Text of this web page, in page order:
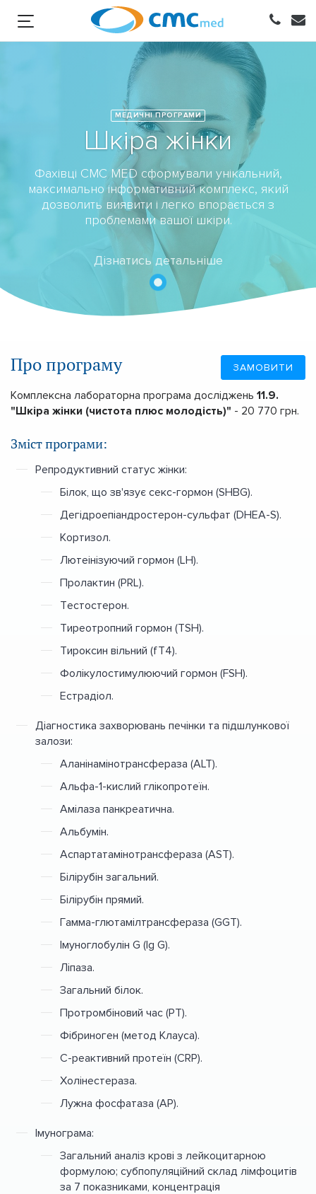
МЕДИЧНІ ПРОГРАМИ
Шкіра жінки
Фахівці CMC MED сформували унікальний,
максимально інформативний комплекс, який
дозволить виявити і легко впорається з
проблемами вашої шкіри.
Дізнатись детальніше
Про програму ЗАМОВИТИ
Комплексна лабораторна програма досліджень 11.9.
"Шкіра жінки (чистота плюс молодість)" - 20 770 грн.
Зміст програми:
Репродуктивний статус жінки:
Білок, що зв'язує секс-гормон (SHBG).
Дегідроепіандростерон-сульфат (DHEA-S).
Кортизол.
Лютеінізуючий гормон (LH).
Пролактин (PRL).
Тестостерон.
Тиреотропний гормон (TSH).
Тироксин вільний (fT4).
Фолікулостимулюючий гормон (FSH).
Естрадіол.
Діагностика захворювань печінки та підшлункової
залози:
Аланінамінотрансфераза (ALT).
Альфа-1-кислий глікопротеїн.
Амілаза панкреатична.
Альбумін.
Аспартатамінотрансфераза (AST).
Білірубін загальний.
Білірубін прямий.
Гамма-глютамілтрансфераза (GGT).
Імуноглобулін G (Ig G).
Ліпаза.
Загальний білок.
Протромбіновий час (PТ).
Фібриноген (метод Клауса).
С-реактивний протеїн (CRP).
Холінестераза.
Лужна фосфатаза (АР).
Імунограма:
Загальний аналіз крові з лейкоцитарною
формулою; субпопуляційний склад лімфоцитів
за 7 показниками, концентрація